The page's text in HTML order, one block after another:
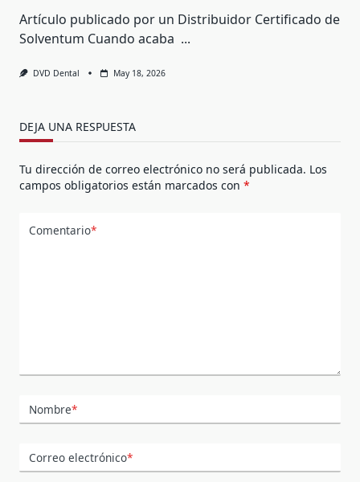
Artículo publicado por un Distribuidor Certificado de
Solventum Cuando acaba ...
DVD Dental May 18, 2026
DEJA UNA RESPUESTA
Tu dirección de correo electrónico no será publicada. Los
campos obligatorios están marcados con *
Comentario*
Nombre*
Correo electrónico*